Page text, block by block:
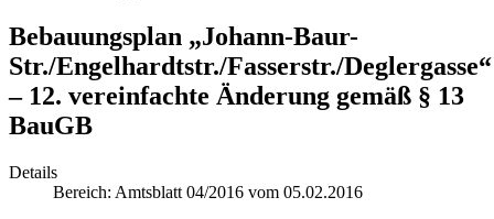
Bebauungsplan „Johann-Baur-
Str./Engelhardtstr./Fasserstr./Deglergasse“
– 12. vereinfachte Änderung gemäß § 13
BauGB
Details
Bereich: Amtsblatt 04/2016 vom 05.02.2016